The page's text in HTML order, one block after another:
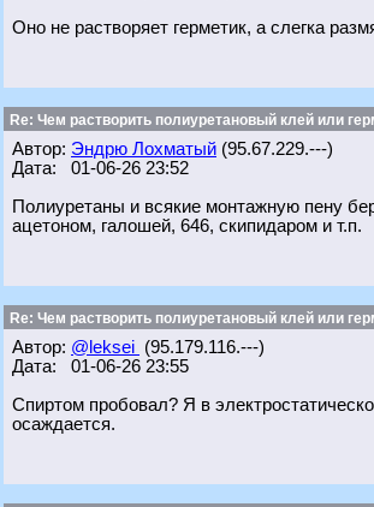
Оно не растворяет герметик, а слегка
Re: Чем растворить полиуретановый клей или
Автор: Эндрю Лохматый (95.67.229.---)
Дата: 01-06-26 23:52
Полиуретаны и всякие монтажную пену
ацетоном, галошей, 646, скипидаром и т.п.
Re: Чем растворить полиуретановый клей или
Автор: @leksei (95.179.116.---)
Дата: 01-06-26 23:55
Спиртом пробовал? Я в
осаждается.